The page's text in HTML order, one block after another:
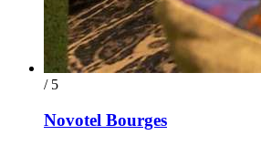
/ 5
Novotel Bourges